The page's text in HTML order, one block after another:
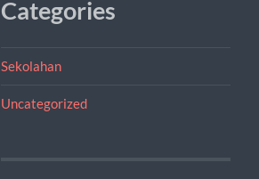
Categories
Sekolahan
Uncategorized